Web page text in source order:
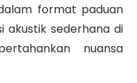
format paduan
akustik sederhana di
nuansa